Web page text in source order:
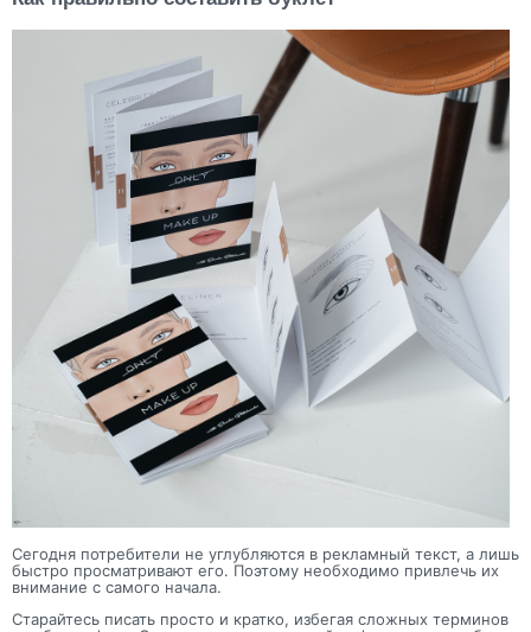
Сегодня потребители не углубляются в рекламный текст, а лишь
быстро просматривают его. Поэтому необходимо привлечь их
внимание с самого начала.
Старайтесь писать просто и кратко, избегая сложных терминов